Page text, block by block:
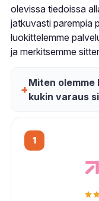
olevissa tiedoissa
jatkuvasti parempia
luokittelemme
ja merkitsemme
Miten
kukin varaus
1